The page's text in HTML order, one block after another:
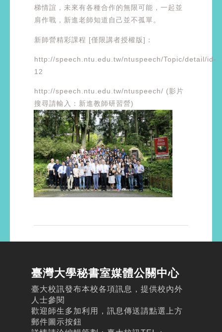
梯情誼，未來有各種合作的無限可能，一起並
肩作戰，新進老師知道自己並不孤單。
新師營精彩課程 [僅限講者授權版]：
http://speech.ntu.edu.tw/ntuspeech/Topic/detail/id-
12
http://speech.ntu.edu.tw/ntuspeech/ (影片
搜尋請輸入：新進教師研習營)
臺灣大學秘書室媒體公關中心
臺大校訊發布本校各項訊息，提供校內外
人士參閱
歡迎師生多加利用，訊息傳送請點選上方
郵件圖示按鈕